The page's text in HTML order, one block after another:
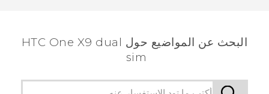
البحث عن المواضيع حول HTC One X9 dual
sim